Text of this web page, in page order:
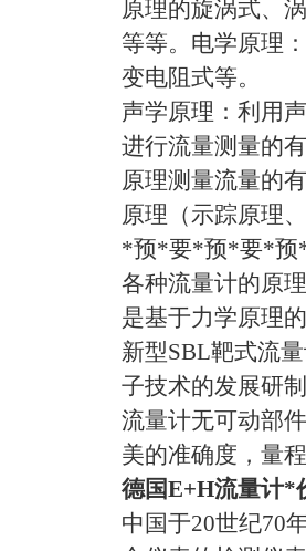
原理的旋涡式、
等等。电学原理
变电阻式等。
声学原理：利用
进行流量测量的
原理测量流量的
原理（示踪原理
*预*要*预*要*预
各种流量计的原
是基于力学原理
新型SBL靶式流
子技术的发展研
流量计无可动部
美的准确度，量
德国E+H流量计*
中国于20世纪70